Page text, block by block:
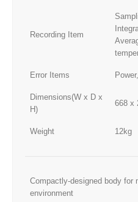
Recording Item
Error Items
Dimensions(W x D x
H)
668 x
Weight 12kg
Compactly-designed body for
environment